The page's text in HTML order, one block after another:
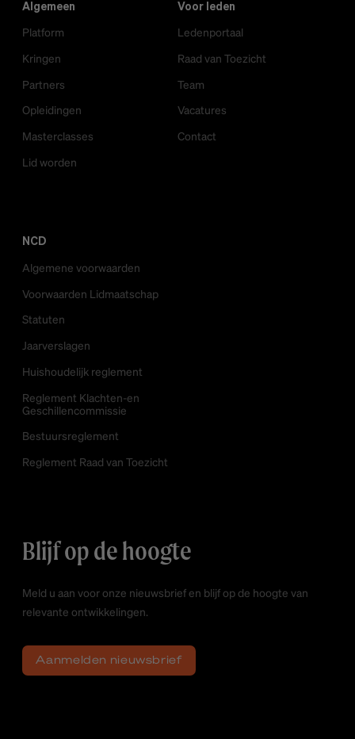
Algemeen
Platform
Kringen
Partners
Opleidingen
Masterclasses
Lid worden
Voor leden
Ledenportaal
Raad van Toezicht
Team
Vacatures
Contact
NCD
Algemene voorwaarden
Voorwaarden Lidmaatschap
Statuten
Jaarverslagen
Huishoudelijk reglement
Reglement Klachten-en
Geschillencommissie
Bestuursreglement
Reglement Raad van Toezicht
Blijf op de hoogte
Meld u aan voor onze nieuwsbrief en blijf op de hoogte van
relevante ontwikkelingen.
Aanmelden nieuwsbrief